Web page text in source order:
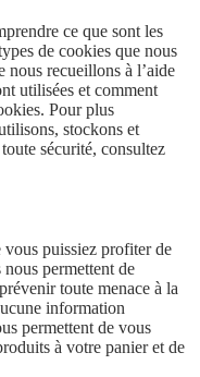
ce que sont les
de cookies que nous
nous recueillons à l’aide
utilisées et comment
Pour plus
stockons et
sécurité, consultez
vous puissiez profiter de
permettent de
toute menace à la
information
permettent de vous
à votre panier et de